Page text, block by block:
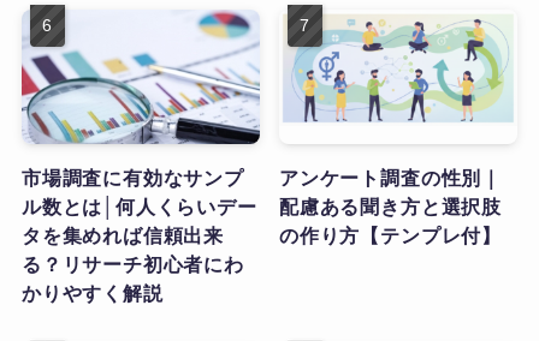
市場調査に有効なサンプ
ル数とは│何人くらいデー
タを集めれば信頼出来
る？リサーチ初心者にわ
かりやすく解説
アンケート調査の性別｜
配慮ある聞き方と選択肢
の作り方【テンプレ付】